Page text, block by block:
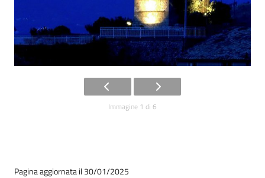
Immagine 1 di 6
Pagina aggiornata il 30/01/2025